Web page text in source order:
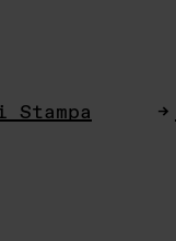
Stampa